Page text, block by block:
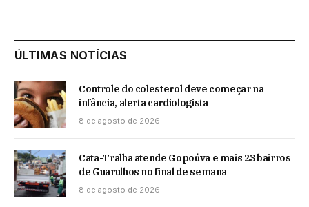
ÚLTIMAS NOTÍCIAS
Controle do colesterol deve começar na
infância, alerta cardiologista
8 de agosto de 2026
Cata-Tralha atende Gopoúva e mais 23 bairros
de Guarulhos no final de semana
8 de agosto de 2026